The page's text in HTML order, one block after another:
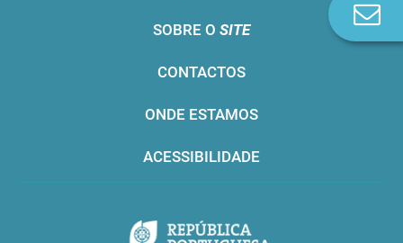
SOBRE O SITE
CONTACTOS
ONDE ESTAMOS
ACESSIBILIDADE